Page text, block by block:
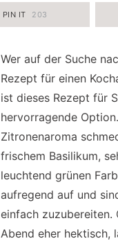
PIN IT 203
Wer auf der Suche
Rezept für einen
ist dieses Rezept für
hervorragende
Zitronenaroma
frischem Basilikum,
leuchtend grünen
aufregend auf und
einfach zuzubereiten.
Abend eher hektisch,